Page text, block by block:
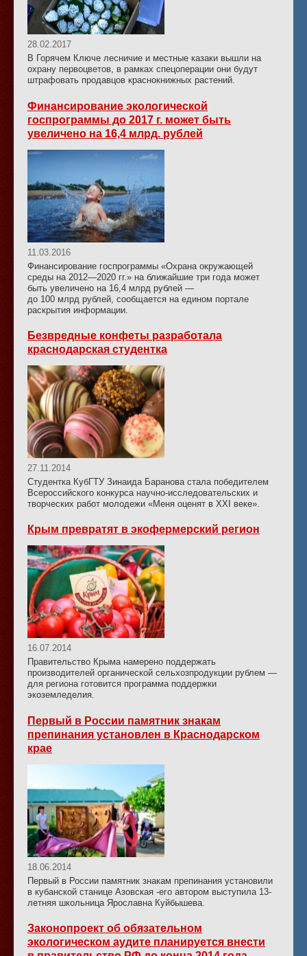
28.02.2017
В Горячем Ключе лесничие и местные казаки вышли на
охрану первоцветов, в рамках спецоперации они будут
штрафовать продавцов краснокнижных растений.
Финансирование экологической
госпрограммы до 2017 г. может быть
увеличено на 16,4 млрд. рублей
11.03.2016
Финансирование госпрограммы «Охрана окружающей
среды на 2012—2020 гг.» на ближайшие три года может
быть увеличено на 16,4 млрд рублей —
до 100 млрд рублей, сообщается на едином портале
раскрытия информации.
Безвредные конфеты разработала
краснодарская студентка
27.11.2014
Студентка КубГТУ Зинаида Баранова стала победителем
Всероссийского конкурса научно-исследовательских и
творческих работ молодежи «Меня оценят в ХХI веке».
Крым превратят в экофермерский регион
16.07.2014
Правительство Крыма намерено поддержать
производителей органической сельхозпродукции рублем —
для региона готовится программа поддержки
экоземледелия.
Первый в России памятник знакам
препинания установлен в Краснодарском
крае
18.06.2014
Первый в России памятник знакам препинания установили
в кубанской станице Азовская -его автором выступила 13-
летняя школьница Ярославна Куйбышева.
Законопроект об обязательном
экологическом аудите планируется внести